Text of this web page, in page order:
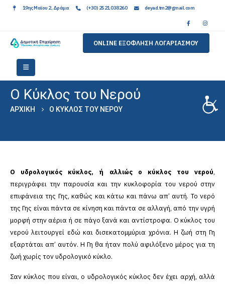
19ης Μαϊου 2, Δράμα (+30) 2521 038260 deyad.tm2@gmail.com
ONLINE ΕΞΟΦΛΗΣΗ ΛΟΓΑΡΙΑΣΜΟΥ
Ο Κύκλος του Νερού
ΑΡΧΙΚΉ Ο ΚΎΚΛΟΣ ΤΟΥ ΝΕΡΟΎ
Ο υδρολογικός κύκλος, ή αλλιώς ο κύκλος του νερού,
περιγράφει την παρουσία και την κυκλοφορία του νερού στην
επιφάνεια της Γης, καθώς και κάτω και πάνω απ’ αυτή. Το νερό
της Γης είναι πάντα σε κίνηση και πάντα σε αλλαγή, από την υγρή
μορφή στην αέρια ή σε πάγο ξανά και αντίστροφα. Ο κύκλος του
νερού λειτουργεί εδώ και δισεκατομμύρια χρόνια. Η ζωή στη Γη
εξαρτάται απ’ αυτόν. Η Γη θα ήταν πολύ αφιλόξενο μέρος για τη
ζωή χωρίς τον υδρολογικό κύκλο.
Σαν κύκλος που είναι, ο υδρολογικός κύκλος δεν έχει αρχή, αλλά